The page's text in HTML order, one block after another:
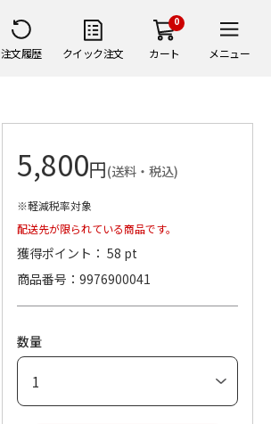
注文履歴 クイック注文
0
カート メニュー
5,800円(送料・税込)
※軽減税率対象
配送先が限られている商品です。
獲得ポイント： 58 pt
商品番号
9976900041
数量